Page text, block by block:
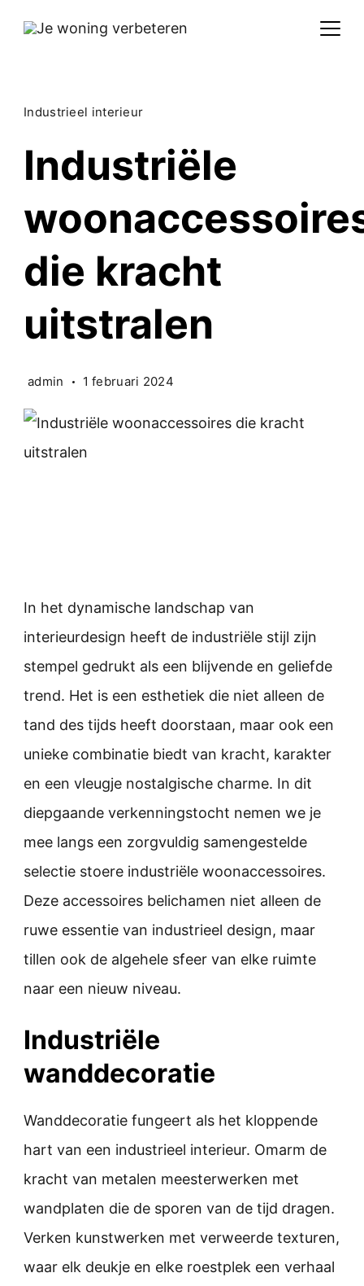
Industrieel interieur
Industriële
die kracht
uitstralen
admin 1 februari 2024
In het dynamische landschap van
interieurdesign heeft de industriële stijl zijn
stempel gedrukt als een blijvende en geliefde
trend. Het is een esthetiek die niet alleen de
tand des tijds heeft doorstaan, maar ook een
unieke combinatie biedt van kracht, karakter
en een vleugje nostalgische charme. In dit
diepgaande verkenningstocht nemen we je
mee langs een zorgvuldig samengestelde
selectie stoere industriële woonaccessoires.
Deze accessoires belichamen niet alleen de
ruwe essentie van industrieel design, maar
tillen ook de algehele sfeer van elke ruimte
naar een nieuw niveau.
Industriële
wanddecoratie
Wanddecoratie fungeert als het kloppende
hart van een industrieel interieur. Omarm de
kracht van metalen meesterwerken met
wandplaten die de sporen van de tijd dragen.
Verken kunstwerken met verweerde texturen,
waar elk deukje en elke roestplek een verhaal